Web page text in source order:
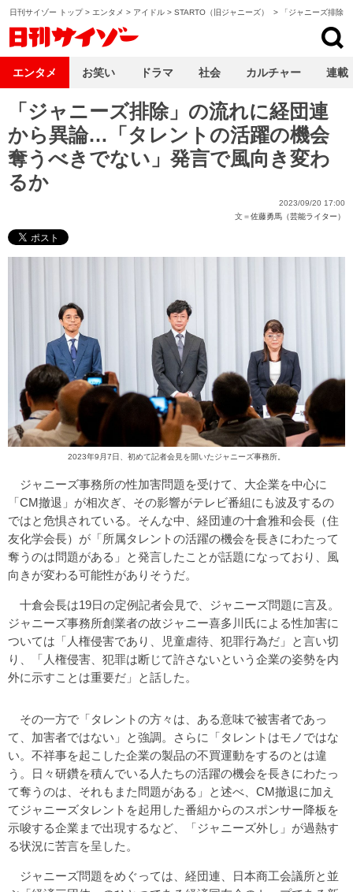
日刊サイゾー トップ> エンタメ > アイドル > STARTO（旧ジャニーズ） > 「ジャニーズ排除
「ジャニーズ排除」の流れに経団連
から異論…「タレントの活躍の機会
奪うべきでない」発言で風向き変わ
るか
2023/09/20 17:00
文＝佐藤勇馬（芸能ライター）
2023年9月7日、初めて記者会見を開いたジャニーズ事務所。
ジャニーズ事務所の性加害問題を受けて、大企業を中心に
「CM撤退」が相次ぎ、その影響がテレビ番組にも波及するの
ではと危惧されている。そんな中、経団連の十倉雅和会長（住
友化学会長）が「所属タレントの活躍の機会を長きにわたって
奪うのは問題がある」と発言したことが話題になっており、風
向きが変わる可能性がありそうだ。
十倉会長は19日の定例記者会見で、ジャニーズ問題に言及。
ジャニーズ事務所創業者の故ジャニー喜多川氏による性加害に
ついては「人権侵害であり、児童虐待、犯罪行為だ」と言い切
り、「人権侵害、犯罪は断じて許さないという企業の姿勢を内
外に示すことは重要だ」と話した。
その一方で「タレントの方々は、ある意味で被害者であっ
て、加害者ではない」と強調。さらに「タレントはモノではな
い。不祥事を起こした企業の製品の不買運動をするのとは違
う。日々研鑽を積んでいる人たちの活躍の機会を長きにわたっ
て奪うのは、それもまた問題がある」と述べ、CM撤退に加え
てジャニーズタレントを起用した番組からのスポンサー降板を
示唆する企業まで出現するなど、「ジャニーズ外し」が過熱す
る状況に苦言を呈した。
ジャニーズ問題をめぐっては、経団連、日本商工会議所と並
エンタメ お笑い ドラマ 社会 カルチャー 連載